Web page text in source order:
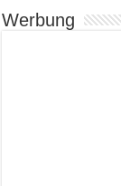
Werbung